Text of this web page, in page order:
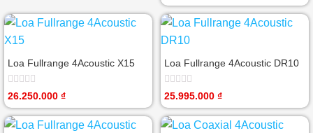
5
sao
hạng
0
sao
Loa Fullrange 4Acoustic X15
Được
hạng
0
26.250.000 ₫
Loa Fullrange 4Acoustic DR10
Được
hạng
0
25.995.000 ₫